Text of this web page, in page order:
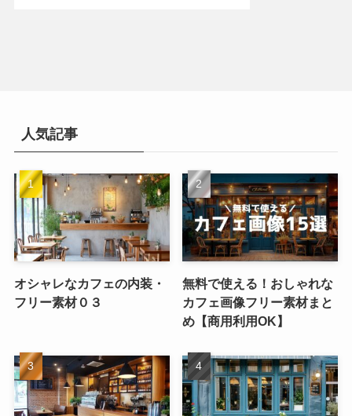
人気記事
オシャレなカフェの内装・
フリー素材０３
無料で使える！おしゃれな
カフェ画像フリー素材まと
め【商用利用OK】